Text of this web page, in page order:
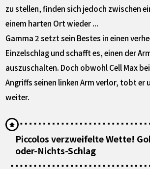
zu stellen, finden sich jedoch zwischen
einem harten Ort wieder ...
Gamma 2 setzt sein Bestes in einen
Einzelschlag und schafft es, einen der
auszuschalten. Doch obwohl Cell Max
Angriffs seinen linken Arm verlor, tobt er
weiter.
Piccolos verzweifelte Wette!
oder-Nichts-Schlag